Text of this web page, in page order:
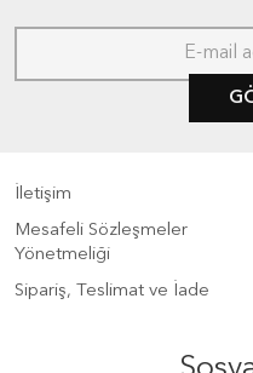
İletişim
Mesafeli Sözleşmeler
Yönetmeliği
Sipariş, Teslimat ve İade